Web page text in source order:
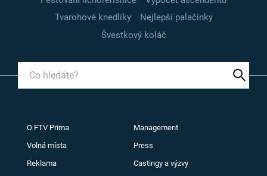
Tvarohové knedlíky
Nejlepší palačinky
Švestkový koláč
O FTV Prima Management
Volná místa Press
Reklama Castingy a výzvy